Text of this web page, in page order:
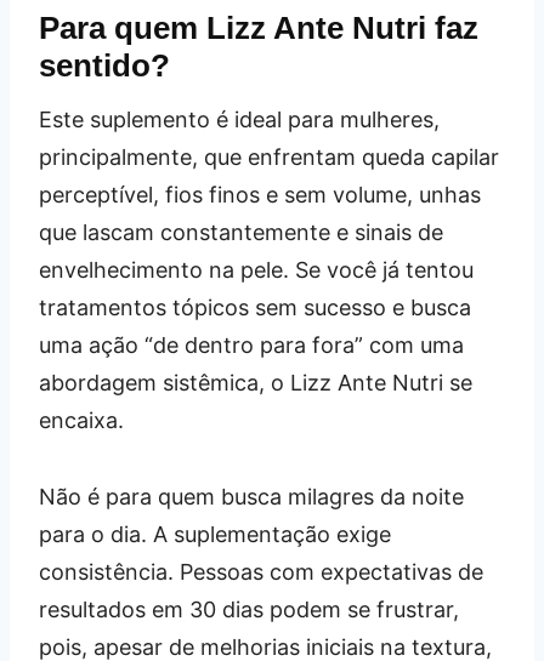
Para quem Lizz Ante Nutri faz
sentido?
Este suplemento é ideal para mulheres,
principalmente, que enfrentam queda capilar
perceptível, fios finos e sem volume, unhas
que lascam constantemente e sinais de
envelhecimento na pele. Se você já tentou
tratamentos tópicos sem sucesso e busca
uma ação “de dentro para fora” com uma
abordagem sistêmica, o Lizz Ante Nutri se
encaixa.
Não é para quem busca milagres da noite
para o dia. A suplementação exige
consistência. Pessoas com expectativas de
resultados em 30 dias podem se frustrar,
pois, apesar de melhorias iniciais na textura,